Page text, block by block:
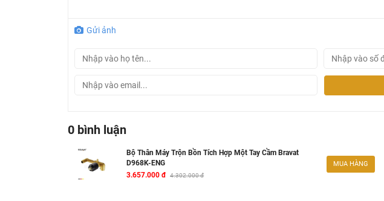
Gửi ảnh
0 bình luận
Bộ Thân Máy Trộn Bồn Tích Hợp Một Tay Cầm Bravat
D968K-ENG
3.657.000 đ
4.302.000 đ
MUA HÀNG